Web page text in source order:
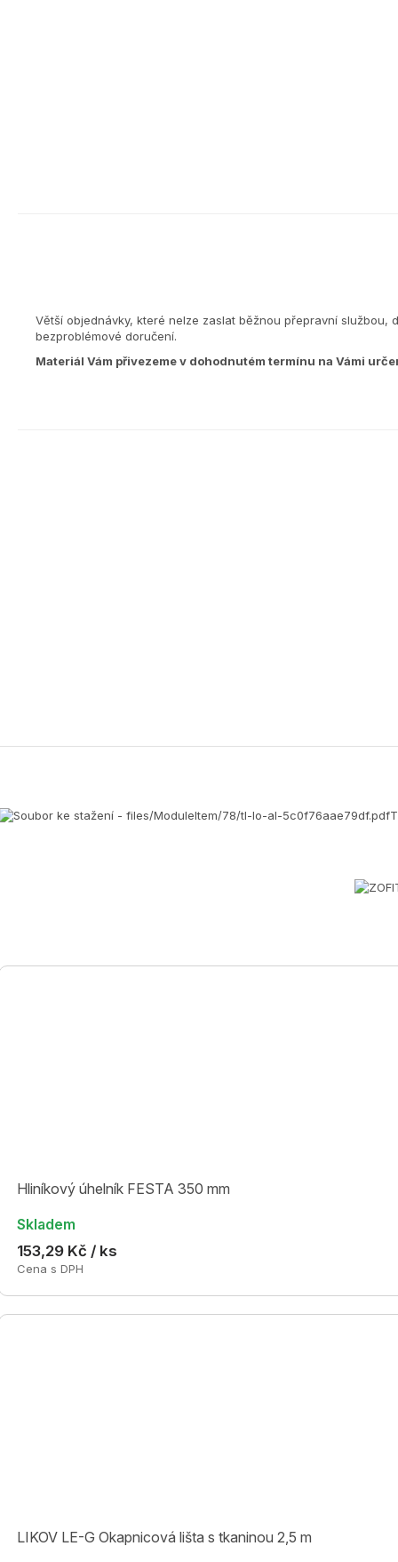
Větší objednávky, které nelze zaslat běžnou přepravní službou,
bezproblémové doručení.
Materiál Vám přivezeme v dohodnutém termínu na Vámi
Hliníkový úhelník FESTA 350 mm
Skladem
153,29 Kč / ks
Cena s DPH
LIKOV LE-G Okapnicová lišta s tkaninou 2,5 m